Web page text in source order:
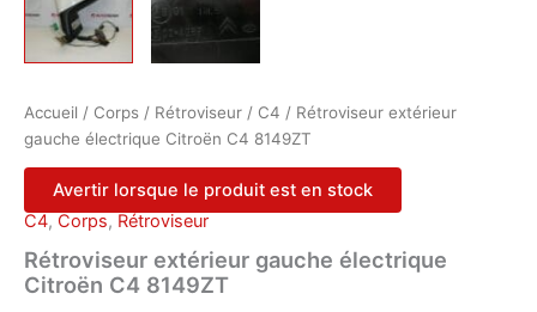
Accueil / Corps / Rétroviseur / C4 / Rétroviseur extérieur
gauche électrique Citroën C4 8149ZT
Avertir lorsque le produit est en stock
C4, Corps, Rétroviseur
Rétroviseur extérieur gauche électrique
Citroën C4 8149ZT